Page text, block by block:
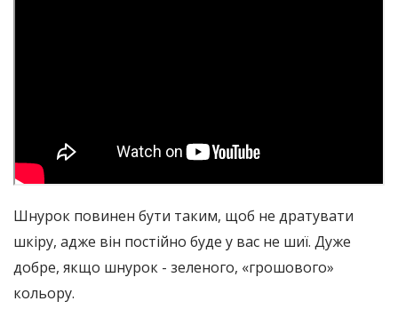
Шнурок повинен бути таким, щоб не дратувати
шкіру, адже він постійно буде у вас не шиї. Дуже
добре, якщо шнурок - зеленого, «грошового»
кольору.